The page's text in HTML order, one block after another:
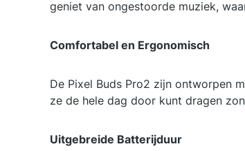
geniet van ongestoorde muziek,
Comfortabel en Ergonomisch
De Pixel Buds Pro2 zijn ontworpen
ze de hele dag door kunt dragen
Uitgebreide Batterijduur